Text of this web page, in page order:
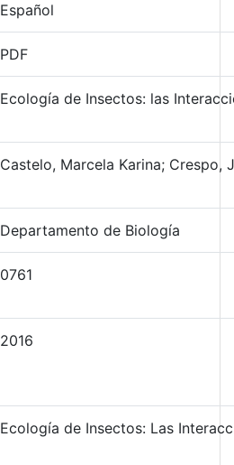
Español
PDF
Ecología de Insectos: las
Castelo, Marcela Karina; Crespo,
Departamento de Biología
0761
2016
Ecología de Insectos: Las